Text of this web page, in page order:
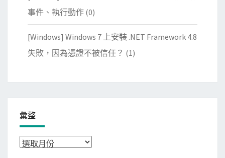
事件、執行動作 (0)
[Windows] Windows 7 上安裝 .NET Framework 4.8
失敗，因為憑證不被信任？ (1)
彙整
彙